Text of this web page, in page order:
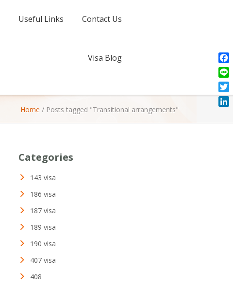
Useful Links Contact Us
Visa Blog
Home / Posts tagged "Transitional arrangements"
Categories
143 visa
186 visa
187 visa
189 visa
190 visa
407 visa
408
Line